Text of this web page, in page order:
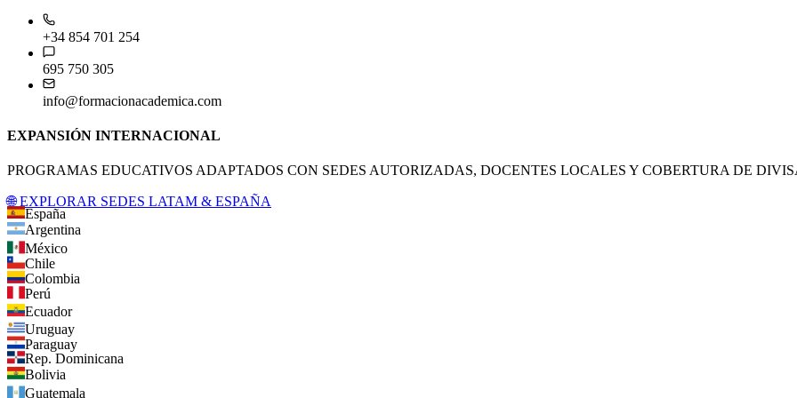
+34 854 701 254
695 750 305
info@formacionacademica.com
EXPANSIÓN INTERNACIONAL
PROGRAMAS EDUCATIVOS ADAPTADOS CON SEDES AUTORIZADAS, DOCENTES LOCALES Y COBERTURA DE
🌐 EXPLORAR SEDES LATAM & ESPAÑA
España
Argentina
México
Chile
Colombia
Perú
Ecuador
Uruguay
Paraguay
Rep. Dominicana
Bolivia
Guatemala